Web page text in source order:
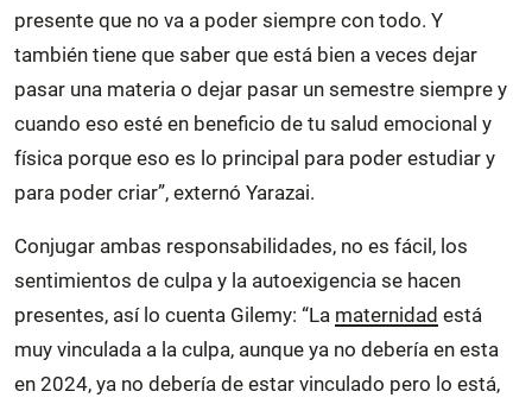
presente que no va a poder siempre con todo. Y
también tiene que saber que está bien a veces dejar
pasar una materia o dejar pasar un semestre siempre y
cuando eso esté en beneficio de tu salud emocional y
física porque eso es lo principal para poder estudiar y
para poder criar”, externó Yarazai.
Conjugar ambas responsabilidades, no es fácil, los
sentimientos de culpa y la autoexigencia se hacen
presentes, así lo cuenta Gilemy: “La maternidad está
muy vinculada a la culpa, aunque ya no debería en esta
en 2024, ya no debería de estar vinculado pero lo está,